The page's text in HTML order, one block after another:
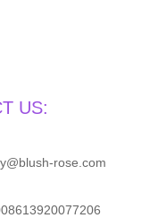
US:
rose.com